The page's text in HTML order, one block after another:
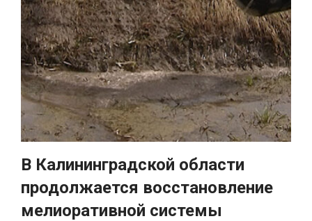
В Калининградской области
продолжается восстановление
мелиоративной системы